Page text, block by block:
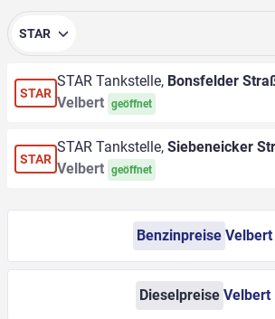
STAR
STAR
STAR Tankstelle, Bonsfelder
Velbert geöffnet
STAR
STAR Tankstelle, Siebeneicker
Velbert geöffnet
Benzinpreise Velbert
Dieselpreise Velbert